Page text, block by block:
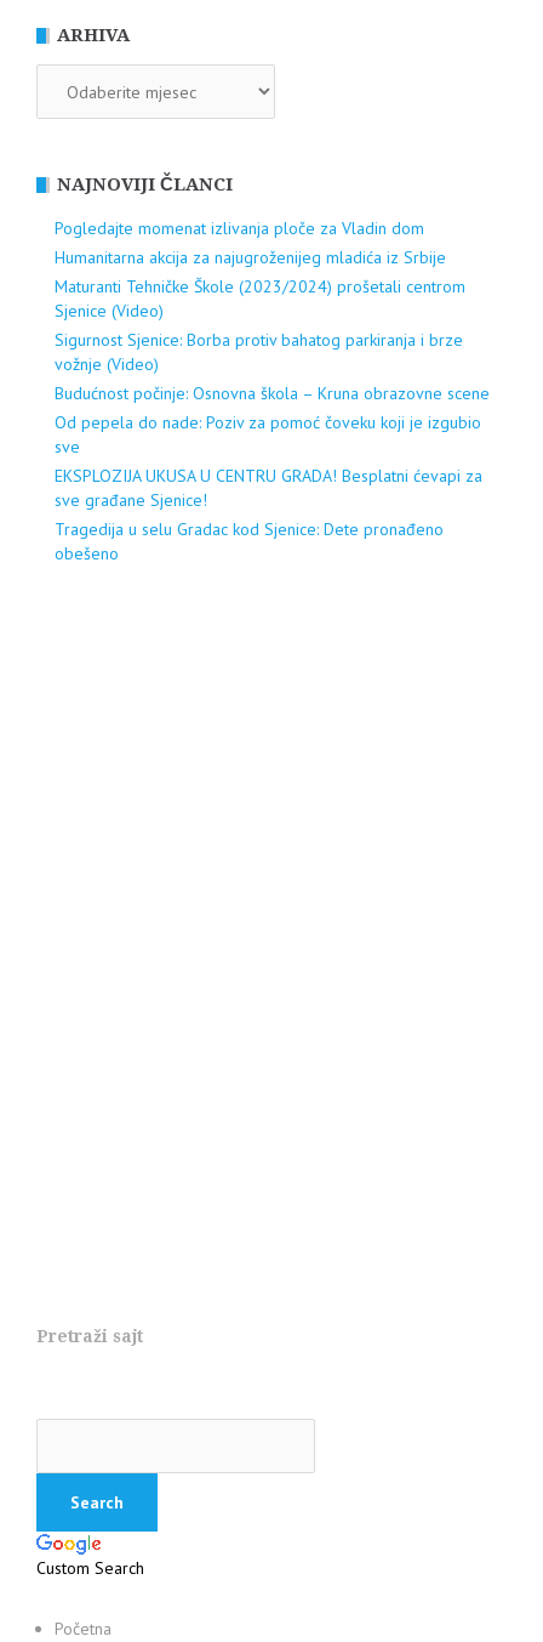
ARHIVA
NAJNOVIJI ČLANCI
Pogledajte momenat izlivanja ploče za Vladin dom
Humanitarna akcija za najugroženijeg mladića iz Srbije
Maturanti Tehničke Škole (2023/2024) prošetali centrom
Sjenice (Video)
Sigurnost Sjenice: Borba protiv bahatog parkiranja i brze
vožnje (Video)
Budućnost počinje: Osnovna škola – Kruna obrazovne scene
Od pepela do nade: Poziv za pomoć čoveku koji je izgubio
sve
EKSPLOZIJA UKUSA U CENTRU GRADA! Besplatni ćevapi za
sve građane Sjenice!
Tragedija u selu Gradac kod Sjenice: Dete pronađeno
obešeno
Pretraži sajt
Custom Search
Početna